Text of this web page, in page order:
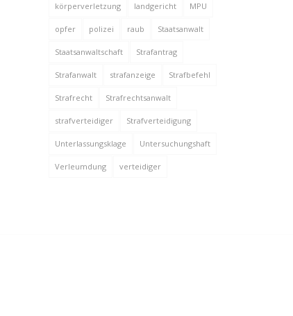
körperverletzung landgericht MPU
opfer polizei raub Staatsanwalt
Staatsanwaltschaft Strafantrag
Strafanwalt strafanzeige Strafbefehl
Strafrecht Strafrechtsanwalt
strafverteidiger Strafverteidigung
Unterlassungsklage Untersuchungshaft
Verleumdung verteidiger